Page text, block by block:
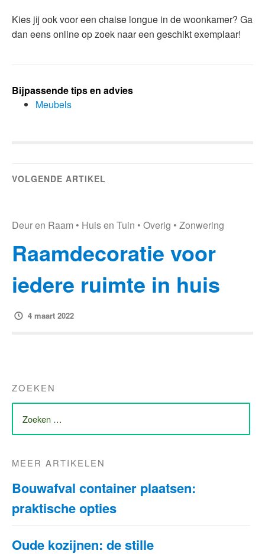
Kies jij ook voor een chaise longue in de woonkamer? Ga
dan eens online op zoek naar een geschikt exemplaar!
Bijpassende tips en advies
Meubels
VOLGENDE ARTIKEL
Deur en Raam • Huis en Tuin • Overig • Zonwering
Raamdecoratie voor
iedere ruimte in huis
4 maart 2022
ZOEKEN
ZOEK
NAAR:
MEER ARTIKELEN
Bouwafval container plaatsen:
praktische opties
Oude kozijnen: de stille